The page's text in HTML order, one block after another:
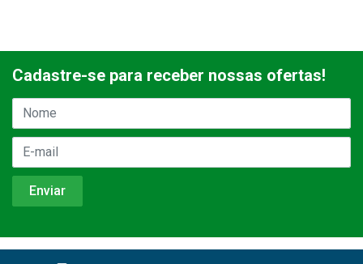
Cadastre-se para receber nossas ofertas!